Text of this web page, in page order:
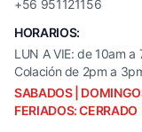
+56 951121156
HORARIOS:
LUN A VIE: de 10am a
Colación de 2pm a
SABADOS |
FERIADOS: CERRADO